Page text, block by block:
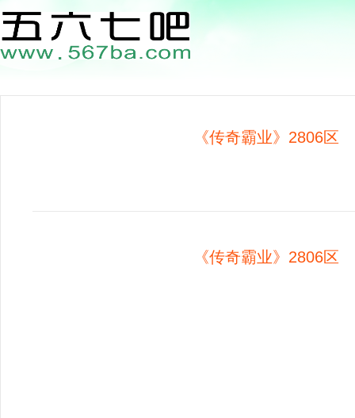
《传奇霸业》2806
《传奇霸业》2806